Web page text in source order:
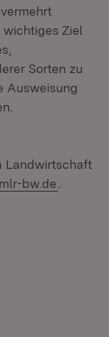
wichtiges Ziel
Sorten zu
Ausweisung
Landwirtschaft
bw.de